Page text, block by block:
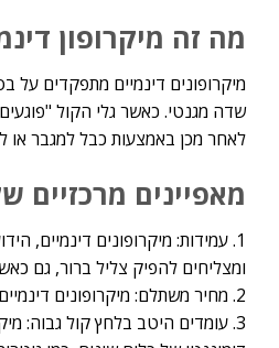
מה זה מיקרופון
מיקרופונים דינמיים מתפקדים על
שדה מגנטי. כאשר גלי הקול
לאחר מכן באמצעות כבל למגבר
מאפיינים מרכזיים
1. עמידות: מיקרופונים
ומצליחים להפיק צליל ברור, גם
2. מחיר משתלם: מיקרופונים דינמיים הם זולים יחסית למיקרופונים מקצועיים אחרים, מה שמעניק נגישות לקשת רחבה של משתמשים.
3. עומדים היטב בלחץ קול גבוה: